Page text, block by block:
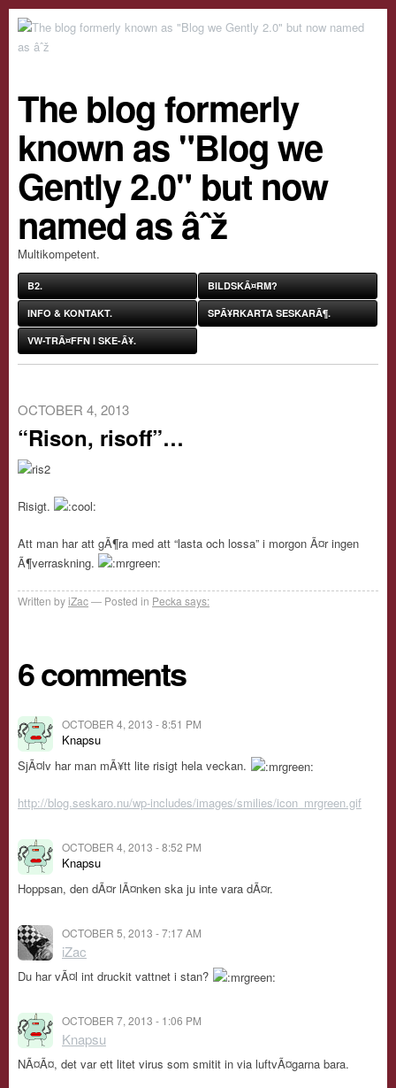
The blog formerly
known as "Blog we
Gently 2.0" but now
named as âˆž
Multikompetent.
B2. BILDSKÃ¤RM?
INFO & KONTAKT. SPÃ¥RKARTA SESKARÃ¶.
VW-TRÃ¤FFN I SKE-Ã¥.
OCTOBER 4, 2013
“Rison, risoff”…
Risigt.
Att man har att gÃ¶ra med att “lasta och lossa” i morgon Ã¤r ingen
Ã¶verraskning.
Written byiZac Posted in Pecka says:
6 comments
OCTOBER 4, 2013 - 8:51 PM
Knapsu
SjÃ¤lv har man mÃ¥tt lite risigt hela veckan.
http://blog.seskaro.nu/wp-includes/images/smilies/icon_mrgreen.gif
OCTOBER 4, 2013 - 8:52 PM
Knapsu
Hoppsan, den dÃ¤r lÃ¤nken ska ju inte vara dÃ¤r.
OCTOBER 5, 2013 - 7:17 AM
iZac
Du har vÃ¤l int druckit vattnet i stan?
OCTOBER 7, 2013 - 1:06 PM
Knapsu
NÃ¤Ã¤, det var ett litet virus som smitit in via luftvÃ¤garna bara.